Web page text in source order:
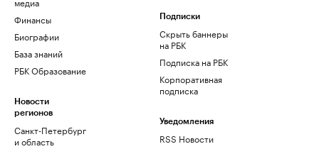
Финансы
Биографии
База знаний
РБК Образование
Новости
регионов
Санкт-Петербург
и область
Подписки
Скрыть баннеры
на РБК
Подписка на РБК
Корпоративная
подписка
Уведомления
RSS Новости